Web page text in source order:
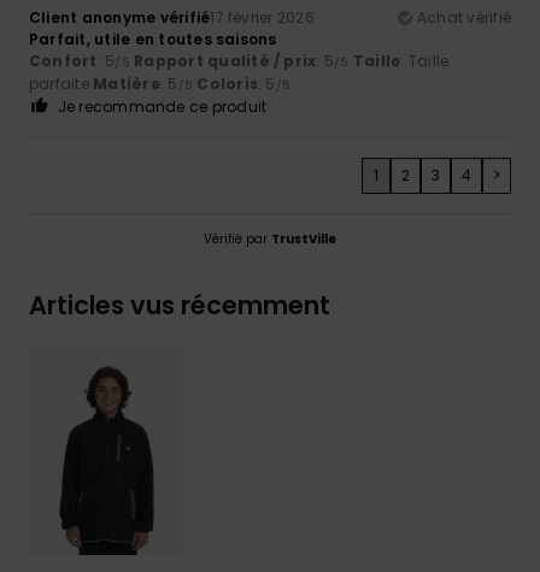
Client anonyme vérifié17 février 2026
Achat vérifié
Parfait, utile en toutes saisons
Confort: 5/5 Rapport qualité / prix: 5/5 Taille: Taille
parfaite Matière: 5 /5 Coloris: 5 /5
Je recommande ce produit
1 2 3 4 >
Vérifié par TrustVille
Articles vus récemment